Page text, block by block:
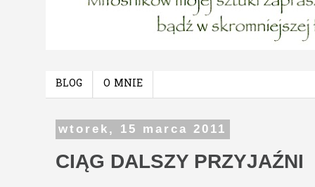
BLOG O MNIE
wtorek, 15 marca 2011
CIĄG DALSZY PRZYJAŹNI